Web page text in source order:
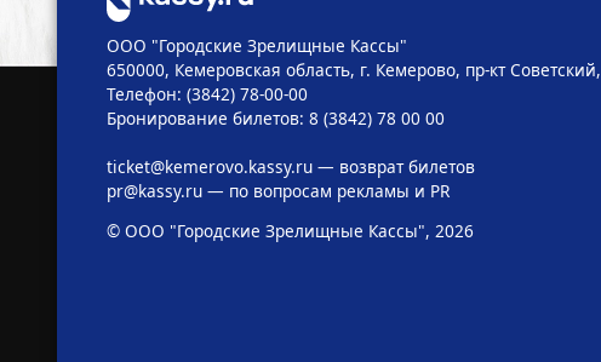
ООО "Городские Зрелищные Кассы"
650000, Кемеровская область, г. Кемерово, пр-кт
Телефон: (3842) 78-00-00
Бронирование билетов: 8 (3842) 78 00 00
ticket@kemerovo.kassy.ru— возврат билетов
pr@kassy.ru— по вопросам рекламы и PR
© ООО "Городские Зрелищные Кассы", 2026